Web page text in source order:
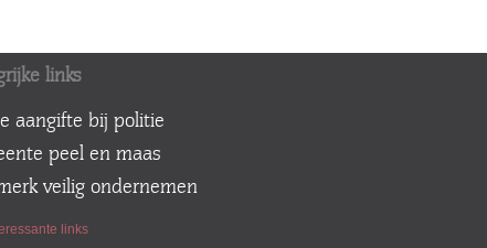
links
aangifte bij politie
peel en maas
veilig ondernemen
links